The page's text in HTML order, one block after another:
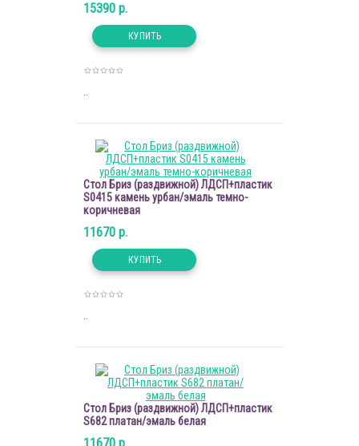
15390 р.
Стол Бриз (раздвижной) ЛДСП+пластик
S0415 камень урбан/эмаль темно-
коричневая
11670 р.
Стол Бриз (раздвижной) ЛДСП+пластик
S682 платан/эмаль белая